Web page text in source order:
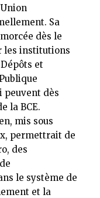
Sa
dès le
les institutions
et
peuvent dès
la BCE.
mis sous
permettrait de
des
le système de
et la